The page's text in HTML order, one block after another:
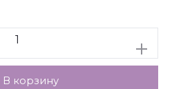
В корзину